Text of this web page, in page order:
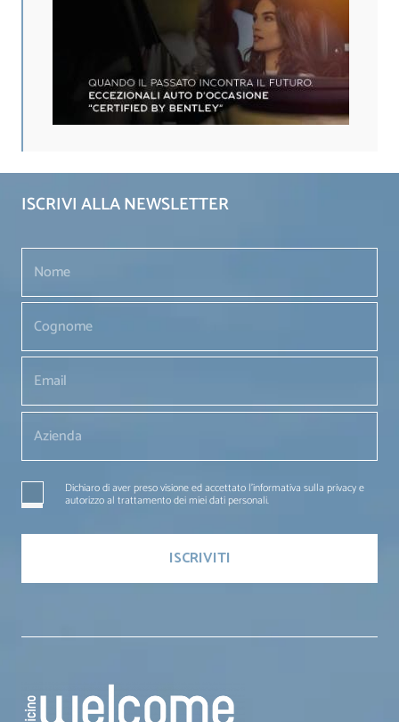
ISCRIVI ALLA NEWSLETTER
Dichiaro di aver preso visione ed accettato l'informativa sulla privacy e
autorizzo al trattamento dei miei dati personali.